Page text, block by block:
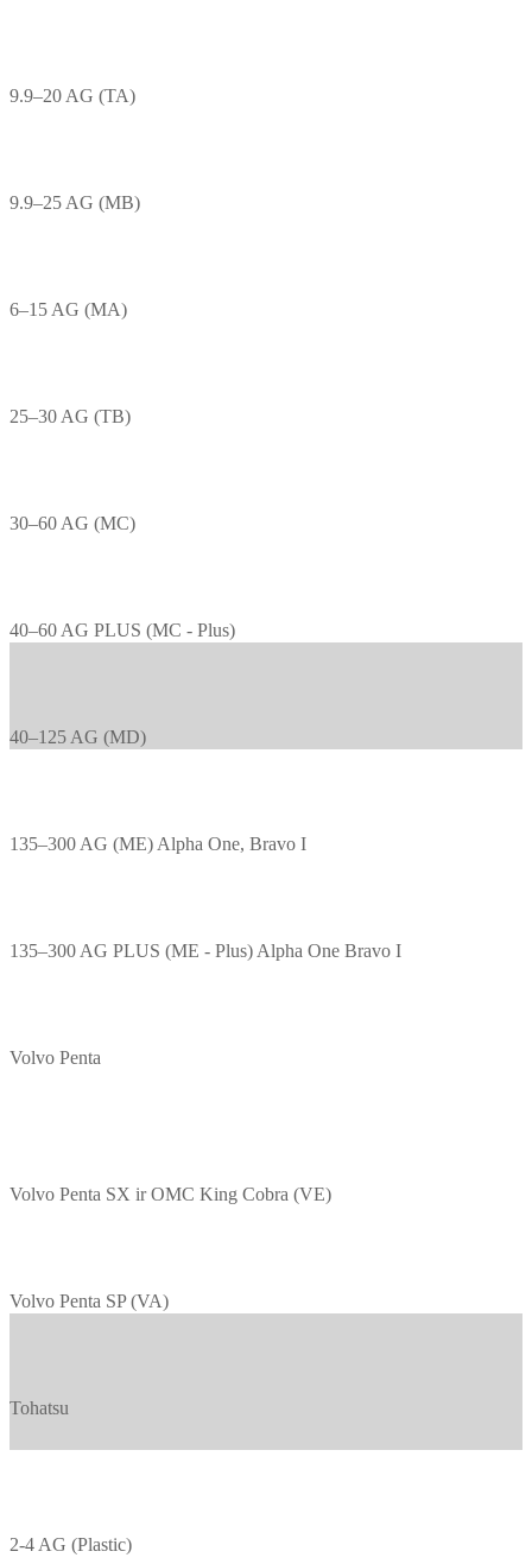
9.9–20 AG (TA)
9.9–25 AG (MB)
6–15 AG (MA)
25–30 AG (TB)
30–60 AG (MC)
40–60 AG PLUS (MC - Plus)
40–125 AG (MD)
135–300 AG (ME) Alpha One, Bravo I
135–300 AG PLUS (ME - Plus) Alpha One Bravo I
Volvo Penta
Volvo Penta SX ir OMC King Cobra (VE)
Volvo Penta SP (VA)
Tohatsu
2-4 AG (Plastic)